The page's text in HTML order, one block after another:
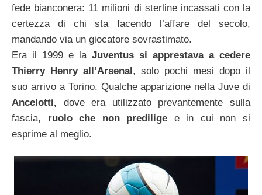
fede bianconera: 11 milioni di sterline incassati con la
certezza di chi sta facendo l’affare del secolo,
mandando via un giocatore sovrastimato.
Era il 1999 e la Juventus si apprestava a cedere
Thierry Henry all’Arsenal, solo pochi mesi dopo il
suo arrivo a Torino. Qualche apparizione nella Juve di
Ancelotti, dove era utilizzato prevantemente sulla
fascia, ruolo che non predilige e in cui non si
esprime al meglio.